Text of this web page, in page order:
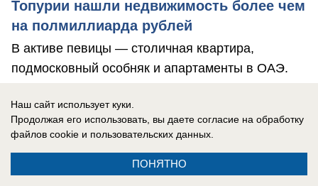
Топурии нашли недвижимость более чем
на полмиллиарда рублей
В активе певицы — столичная квартира,
подмосковный особняк и апартаменты в ОАЭ.
Наш сайт использует куки.
Продолжая его использовать, вы даете согласие на обработку
файлов cookie и пользовательских данных.
ПОНЯТНО